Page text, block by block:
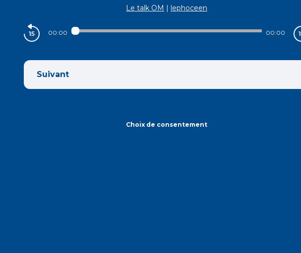
Le talk OM | lephoceen
00:00 00:00
Suivant
Choix de consentement